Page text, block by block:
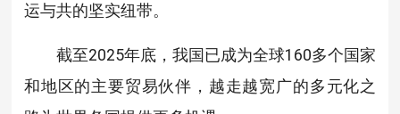
运与共的坚实纽带。
截至2025年底，我国已成为全球160多个国家
和地区的主要贸易伙伴，越走越宽广的多元化之